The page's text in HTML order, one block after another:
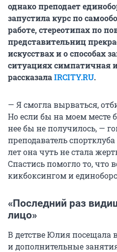
однако преподает
запустила курс по
работе, стереотипах по
представительниц
искусствах и о способах
ситуациях симпатичная
рассказалаIRCITY.RU.
— Я смогла вырваться,
Но если бы на моем месте
нее бы не получилось, —
преподаватель
лет она чуть не стала
Спастись помогло то, что
кикбоксингом и
«Последний раз
лицо»
В детстве Юлия
и дополнительные